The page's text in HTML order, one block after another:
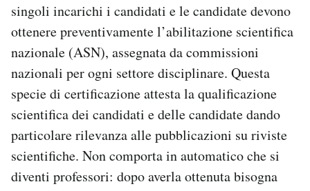
singoli incarichi i candidati e le candidate devono
ottenere preventivamente l’abilitazione scientifica
nazionale (ASN), assegnata da commissioni
nazionali per ogni settore disciplinare. Questa
specie di certificazione attesta la qualificazione
scientifica dei candidati e delle candidate dando
particolare rilevanza alle pubblicazioni su riviste
scientifiche. Non comporta in automatico che si
diventi professori: dopo averla ottenuta bisogna